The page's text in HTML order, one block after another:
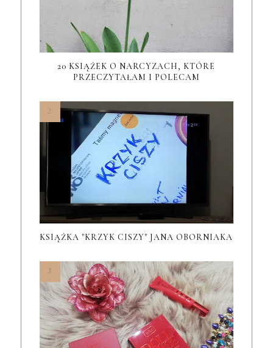
20 KSIĄŻEK O NARCYZACH, KTÓRE
PRZECZYTAŁAM I POLECAM
KSIĄŻKA "KRZYK CISZY" JANA OBORNIAKA